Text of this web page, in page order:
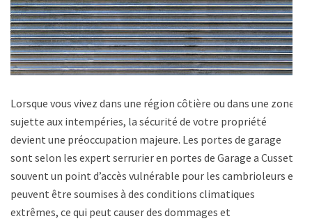
Lorsque vous vivez dans une région côtière ou dans une zone
sujette aux intempéries, la sécurité de votre propriété
devient une préoccupation majeure. Les portes de garage
sont selon les expert serrurier en portes de Garage a Cusset,
souvent un point d’accès vulnérable pour les cambrioleurs et
peuvent être soumises à des conditions climatiques
extrêmes, ce qui peut causer des dommages et